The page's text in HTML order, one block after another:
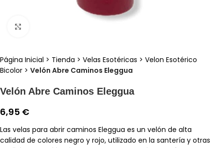
Página Inicial > Tienda > Velas Esotéricas > Velon Esotérico
Bicolor > Velón Abre Caminos Eleggua
Velón Abre Caminos Eleggua
6,95 €
Las velas para abrir caminos Eleggua es un velón de alta
calidad de colores negro y rojo, utilizado en la santería y otras